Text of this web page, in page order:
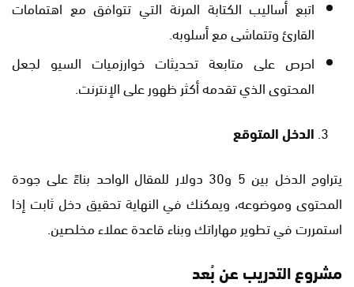
اتبع أساليب الكتابة المرنة التي تتوافق مع اهتمامات
القارئ وتتماشى مع أسلوبه.
احرص على متابعة تحديثات خوارزميات السيو لجعل
المحتوى الذي تقدمه أكثر ظهور على الإنترنت.
الدخل المتوقع
يتراوح الدخل بين 5 و30 دولار للمقال الواحد بناءً على جودة
المحتوى وموضوعه، ويمكنك في النهاية تحقيق دخل ثابت إذا
استمررت في تطوير مهاراتك وبناء قاعدة عملاء مخلصين.
مشروع التدريب عن بُعد